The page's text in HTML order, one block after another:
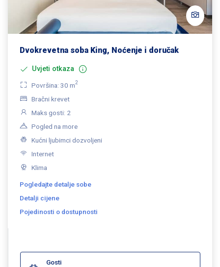
Dvokrevetna soba King, Noćenje i doručak
Uvjeti otkaza
Površina: 30 m2
Bračni krevet
Maks gosti: 2
Pogled na more
Kućni ljubimci dozvoljeni
Internet
Klima
Pogledajte detalje sobe
Detalji cijene
Pojedinosti o dostupnosti
Gosti